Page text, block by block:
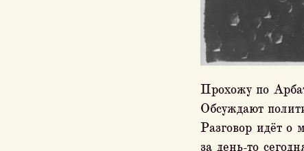
Прохожу по
Обсуждают
Разговор идёт о
за день-то